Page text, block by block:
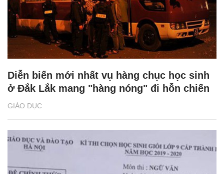
GIÁO DỤC
Diễn biến mới nhất vụ hàng chục học sinh
ở Đắk Lắk mang "hàng nóng" đi hỗn chiến